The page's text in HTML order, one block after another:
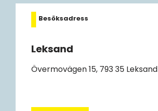
Besöksadress
Leksand
Övermovägen 15, 793 35 Leksand